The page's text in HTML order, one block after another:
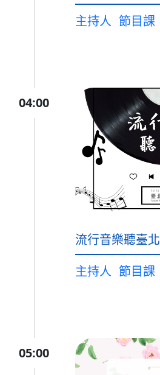
主持人 節目課
04:00
流行音樂聽臺北
主持人 節目課
05:00